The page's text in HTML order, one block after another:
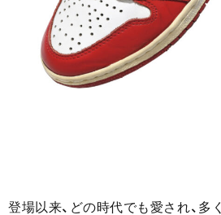
登場以来、どの時代でも愛され、多